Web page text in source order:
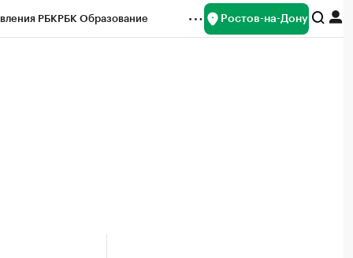
РБКРБК Образование Ростов-на-Дону